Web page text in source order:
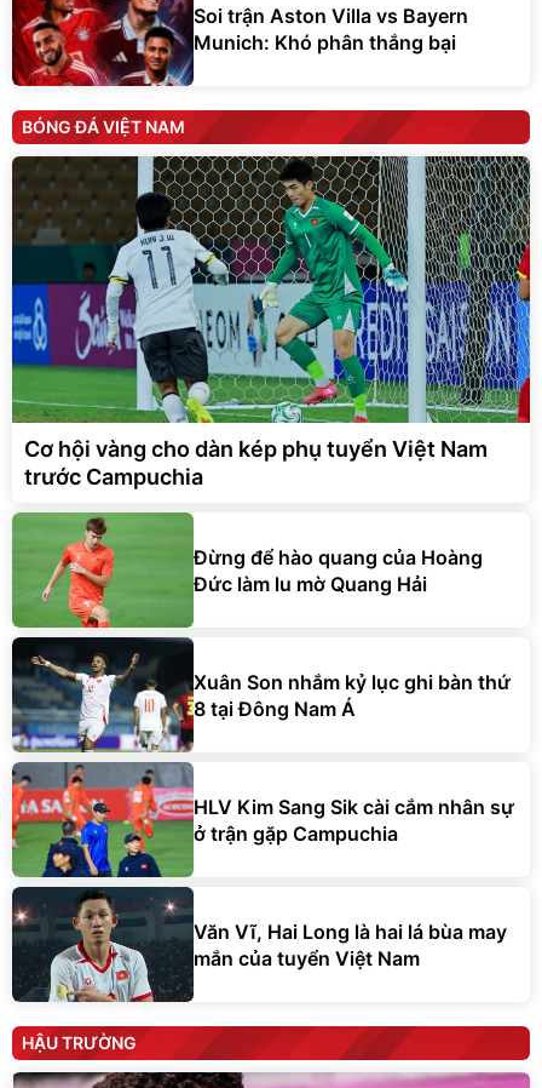
Soi trận Aston Villa vs Bayern
Munich: Khó phân thắng bại
BÓNG ĐÁ VIỆT NAM
Cơ hội vàng cho dàn kép phụ tuyển Việt Nam
trước Campuchia
Đừng để hào quang của Hoàng
Đức làm lu mờ Quang Hải
Xuân Son nhắm kỷ lục ghi bàn thứ
8 tại Đông Nam Á
HLV Kim Sang Sik cài cắm nhân sự
ở trận gặp Campuchia
Văn Vĩ, Hai Long là hai lá bùa may
mắn của tuyển Việt Nam
HẬU TRƯỜNG